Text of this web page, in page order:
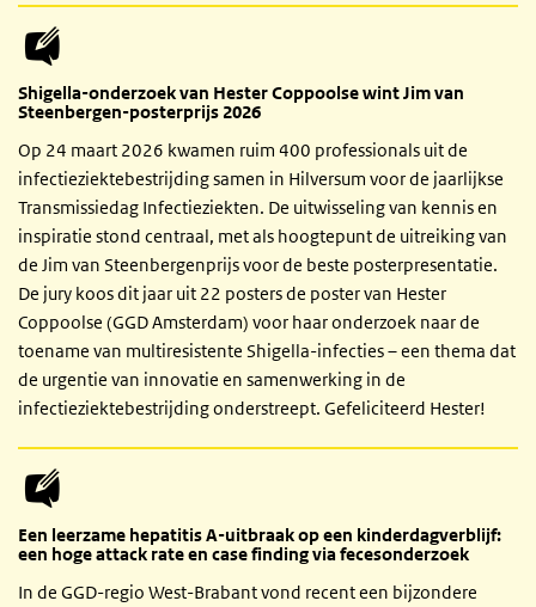
Shigella-onderzoek van Hester Coppoolse wint Jim van
Steenbergen-posterprijs 2026
Op 24 maart 2026 kwamen ruim 400 professionals uit de
infectieziektebestrijding samen in Hilversum voor de jaarlijkse
Transmissiedag Infectieziekten. De uitwisseling van kennis en
inspiratie stond centraal, met als hoogtepunt de uitreiking van
de Jim van Steenbergenprijs voor de beste posterpresentatie.
De jury koos dit jaar uit 22 posters de poster van Hester
Coppoolse (GGD Amsterdam) voor haar onderzoek naar de
toename van multiresistente Shigella-infecties – een thema dat
de urgentie van innovatie en samenwerking in de
infectieziektebestrijding onderstreept. Gefeliciteerd Hester!
Een leerzame hepatitis A-uitbraak op een kinderdagverblijf:
een hoge attack rate en case finding via fecesonderzoek
In de GGD-regio West-Brabant vond recent een bijzondere